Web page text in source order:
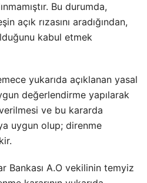
Bu durumda,
açık rızasını aradığından,
kabul etmek
yukarıda açıklanan yasal
değerlendirme yapılarak
ve bu kararda
uygun olup; direnme
Bankası A.O vekilinin temyiz